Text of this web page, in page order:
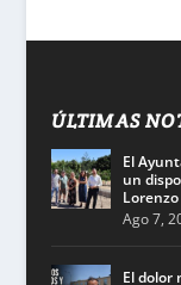
ÚLTIMAS
El
un
Lorenzo
Ago 7,
El dolor